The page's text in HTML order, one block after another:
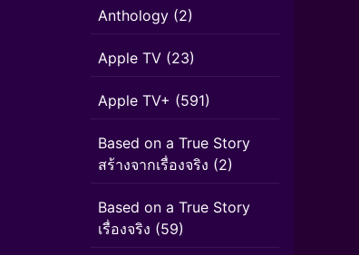
Anthology (2)
Apple TV (23)
Apple TV+ (591)
Based on a True Story
สร้างจากเรื่องจริง (2)
Based on a True Story
เรื่องจริง (59)